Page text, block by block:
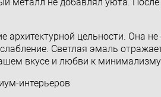
цельности. Она не
Светлая эмаль
вкусе и любви к
интерьеров